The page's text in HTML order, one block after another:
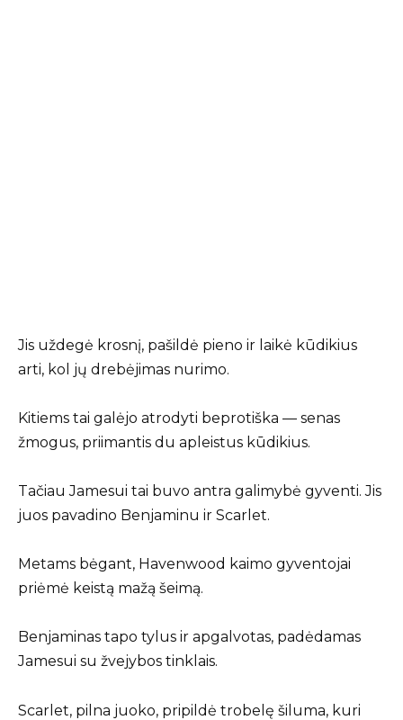
Jis uždegė krosnį, pašildė pieno ir laikė kūdikius
arti, kol jų drebėjimas nurimo.
Kitiems tai galėjo atrodyti beprotiška — senas
žmogus, priimantis du apleistus kūdikius.
Tačiau Jamesui tai buvo antra galimybė gyventi. Jis
juos pavadino Benjaminu ir Scarlet.
Metams bėgant, Havenwood kaimo gyventojai
priėmė keistą mažą šeimą.
Benjaminas tapo tylus ir apgalvotas, padėdamas
Jamesui su žvejybos tinklais.
Scarlet, pilna juoko, pripildė trobelę šiluma, kuri